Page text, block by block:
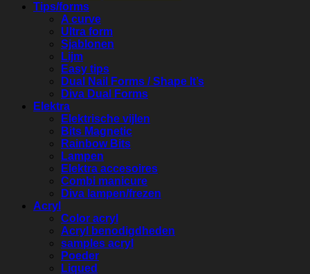
Tips/forms
A curve
Ultra form
Sjablonen
Lijm
Easy tips
Dual Nail Forms / Shape It’s
Diva Dual Forms
Elektra
Elektrische vijlen
Bits Magnetic
Rainbow Bits
Lampen
Elektra accesoires
Combi manicure
Diva lampen/frezen
Acryl
Color acryl
Acryl benodigdheden
samples acryl
Poeder
Liqued